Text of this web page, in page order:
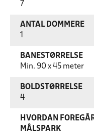
7
ANTAL DOMMERE
BANESTØRRELSE
Min. 90 x 45 meter
BOLDSTØRRELSE
4
HVORDAN
MÅLSPARK